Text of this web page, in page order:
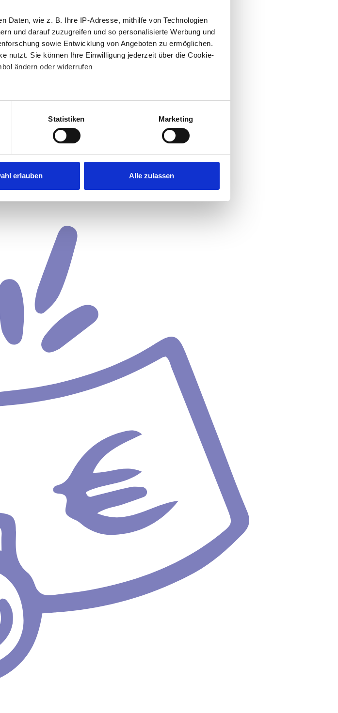
Daten, wie z. B. Ihre IP-Adresse, mithilfe von Technologien
und darauf zuzugreifen und so personalisierte Werbung und
sowie Entwicklung von Angeboten zu ermöglichen.
nutzt. Sie können Ihre Einwilligung jederzeit über die Cookie-
ändern oder widerrufen
welche bis auf einige Meter genau sein können
(Fingerprinting) identifizieren
werden, und legen Sie Ihre Präferenzen imAbschnitt
Funktionen für soziale Medien anbieten zu können
geben wir Informationen zu Ihrer Verwendung unserer
Analysen weiter. Unsere Partner führen diese Informationen
Statistiken Marketing
erlauben Alle zulassen